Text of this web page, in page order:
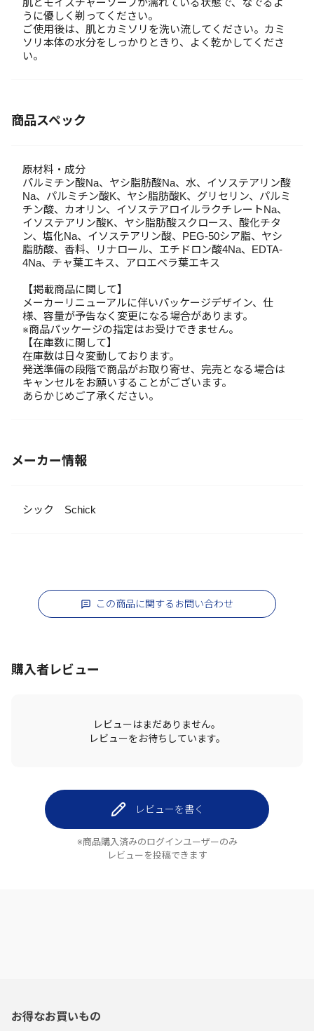
肌とモイスチャーソープが濡れている状態で、なでるよ
うに優しく剃ってください。
ご使用後は、肌とカミソリを洗い流してください。カミ
ソリ本体の水分をしっかりときり、よく乾かしてくださ
い。
商品スペック
原材料・成分
パルミチン酸Na、ヤシ脂肪酸Na、水、イソステアリン酸
Na、パルミチン酸K、ヤシ脂肪酸K、グリセリン、パルミ
チン酸、カオリン、イソステアロイルラクチレートNa、
イソステアリン酸K、ヤシ脂肪酸スクロース、酸化チタ
ン、塩化Na、イソステアリン酸、PEG-50シア脂、ヤシ
脂肪酸、香料、リナロール、エチドロン酸4Na、EDTA-
4Na、チャ葉エキス、アロエベラ葉エキス
【掲載商品に関して】
メーカーリニューアルに伴いパッケージデザイン、仕
様、容量が予告なく変更になる場合があります。
※商品パッケージの指定はお受けできません。
【在庫数に関して】
在庫数は日々変動しております。
発送準備の段階で商品がお取り寄せ、完売となる場合は
キャンセルをお願いすることがございます。
あらかじめご了承ください。
メーカー情報
シック Schick
この商品に関するお問い合わせ
購入者レビュー
レビューはまだありません。
レビューをお待ちしています。
レビューを書く
※商品購入済みのログインユーザーのみ
レビューを投稿できます
お得なお買いもの